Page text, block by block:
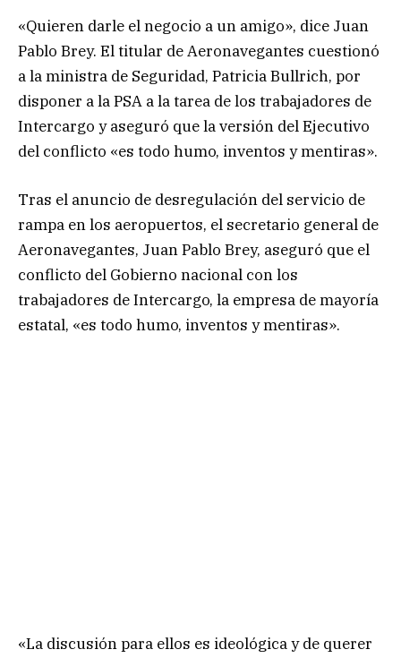
«Quieren darle el negocio a un amigo», dice Juan
Pablo Brey. El titular de Aeronavegantes cuestionó
a la ministra de Seguridad, Patricia Bullrich, por
disponer a la PSA a la tarea de los trabajadores de
Intercargo y aseguró que la versión del Ejecutivo
del conflicto «es todo humo, inventos y mentiras».
Tras el anuncio de desregulación del servicio de
rampa en los aeropuertos, el secretario general de
Aeronavegantes, Juan Pablo Brey, aseguró que el
conflicto del Gobierno nacional con los
trabajadores de Intercargo, la empresa de mayoría
estatal, «es todo humo, inventos y mentiras».
«La discusión para ellos es ideológica y de querer